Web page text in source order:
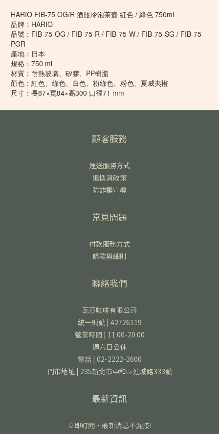
HARIO FIB-75 OG/R 酒瓶冷泡茶壺 紅色 / 綠色 750ml
品牌：HARIO
品號：FIB-75-OG / FIB-75-R / FIB-75-W / FIB-75-SG / FIB-75-
PGR
產地：日本
規格：750 ml
材質：耐熱玻璃、矽膠、PP樹脂
顏色：紅色、綠色、白色、粉綠色、粉色、夏威夷橙
尺寸：長87×寬84×高300 口徑71 mm
顧客服務
運送服務方式
退換貨政策
防詐騙宣導
常見問題
付款服務方式
條款與細則
聯絡我們
瓦莎咖啡有限公司
統一編號 | 42726119
營業時間 | 11:00-20:00
週六日公休
電話 | 02-2222-2600
門市地址 | 235新北市中和區連城路333號
最新資訊
立即訂閱，最新消息不漏接!